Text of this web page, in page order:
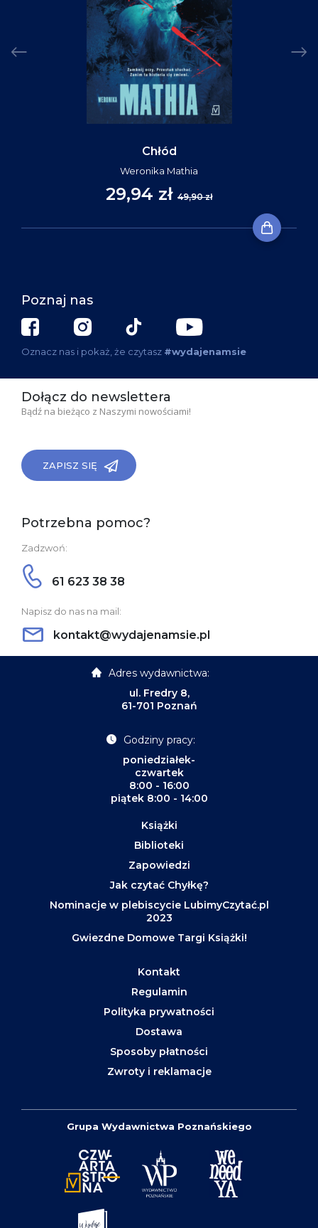
Chłód
Weronika Mathia
29,94 zł 49,90 zł
Poznaj nas
Oznacz nas i pokaż, że czytasz #wydajenamsie
Dołącz do newslettera
Bądź na bieżąco z Naszymi nowościami!
ZAPISZ SIĘ
Potrzebna pomoc?
Zadzwoń:
61 623 38 38
Napisz do nas na mail:
kontakt@wydajenamsie.pl
Adres wydawnictwa:
ul. Fredry 8,
61-701 Poznań
Godziny pracy:
poniedziałek-
czwartek
8:00 - 16:00
piątek 8:00 - 14:00
Książki
Biblioteki
Zapowiedzi
Jak czytać Chyłkę?
Nominacje w plebiscycie LubimyCzytać.pl
2023
Gwiezdne Domowe Targi Książki!
Kontakt
Regulamin
Polityka prywatności
Dostawa
Sposoby płatności
Zwroty i reklamacje
Grupa Wydawnictwa Poznańskiego